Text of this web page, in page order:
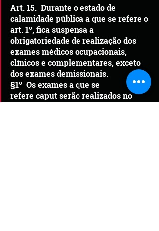
Art. 15.  Durante o estado de
calamidade pública a que se refere o
art. 1º, fica suspensa a
obrigatoriedade de realização dos
exames médicos ocupacionais,
clínicos e complementares, exceto
dos exames demissionais.
§1º  Os exames a que se
refere caput serão realizados no